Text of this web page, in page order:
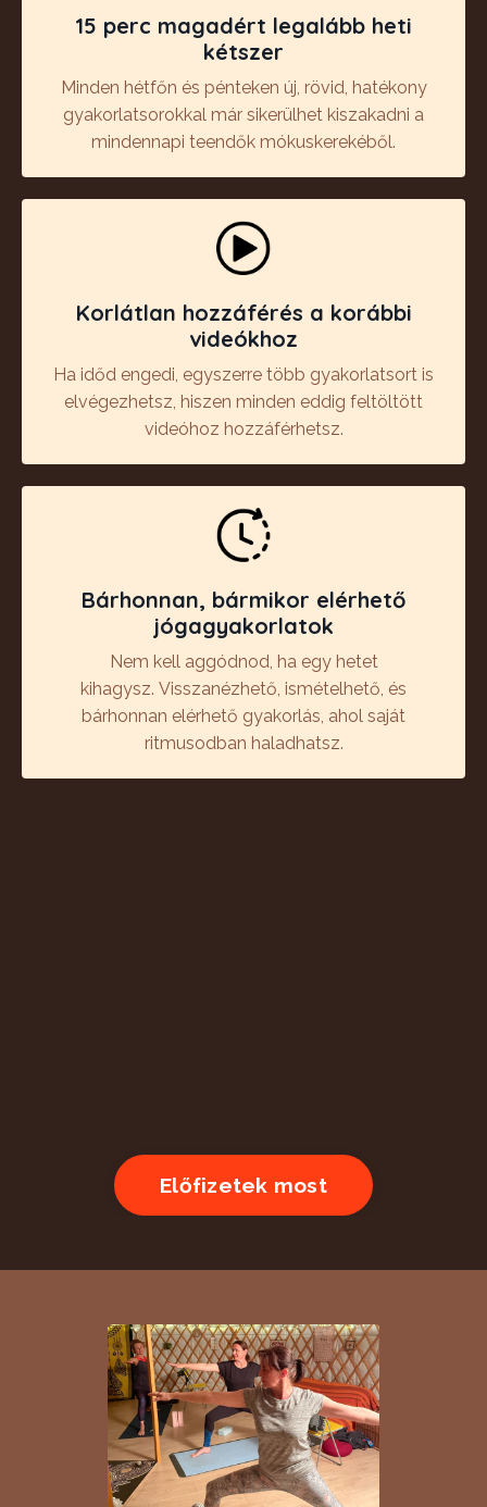
15 perc magadért legalább heti
kétszer
Minden hétfőn és pénteken új, rövid, hatékony
gyakorlatsorokkal már sikerülhet kiszakadni a
mindennapi teendők mókuskerekéből.
Korlátlan hozzáférés a korábbi
videókhoz
Ha időd engedi, egyszerre több gyakorlatsort is
elvégezhetsz, hiszen minden eddig feltöltött
videóhoz hozzáférhetsz.
Bárhonnan, bármikor elérhető
jógagyakorlatok
Nem kell aggódnod, ha egy hetet
kihagysz. Visszanézhető, ismételhető, és
bárhonnan elérhető gyakorlás, ahol saját
ritmusodban haladhatsz.
Előfizetek most